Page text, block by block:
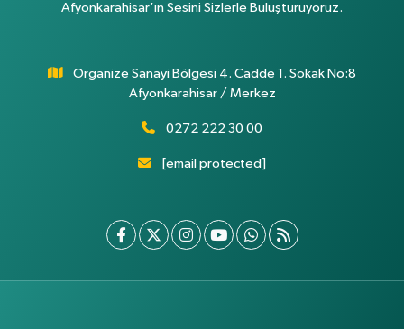
Afyonkarahisar’ın Sesini Sizlerle Buluşturuyoruz.
Organize Sanayi Bölgesi 4. Cadde 1. Sokak No:8
Afyonkarahisar / Merkez
0272 222 30 00
[email protected]